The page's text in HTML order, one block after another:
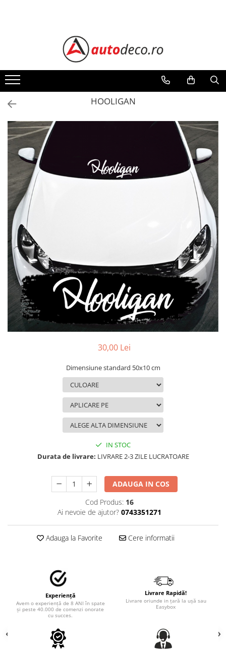
ALFA ROMEO
BMW
CHEVROLET
CITROEN
DACIA
FIAT
FORD
HONDA
HYUNDAI
KIA
MAZDA
MERCEDES
OPEL
PEUGEOT
RENAULT
SEAT
SKODA
VOLKSWAGEN
VOLVO
STICKERE PARBRIZ
STICKERE STALPI SI GEAM MIC
STICKERE CAMUFLAJ
STICKERE MARI
MERCEDES CAMIOANE
RENAULT CAMIOANE
4X4/OFF ROAD STICKER
BABY ON BOARD
HOOLIGAN
30,00 Lei
Dimensiune standard 50x10 cm
IN STOC
Durata de livrare: LIVRARE 2-3 ZILE LUCRATOARE
ADAUGA IN COS
Cod Produs: 16
Ai nevoie de ajutor? 0743351271
Adauga la Favorite Cere informatii
Experiență
Avem o experiență de 8 ANI în spate
și peste 40.000 de comenzi onorate
cu succes.
Livrare Rapidă!
Livrare oriunde in țară la ușă sau
Easybox